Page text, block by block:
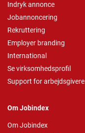
Indryk annonce
Jobannoncering
Rekruttering
Employer branding
International
Se virksomhedsprofil
Support for arbejdsgivere
Om Jobindex
Om Jobindex